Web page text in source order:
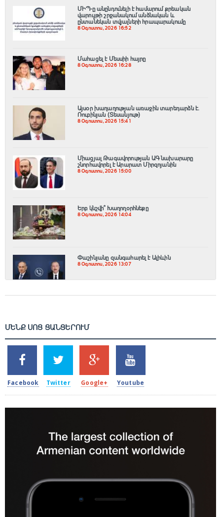
ՄԻՊ-ը անընդունելի է համարում քրեական
վարույթի շրջանակում անձնական և
ընտանեկան տվյալների հրապարակումը
8 Օգոստոս, 2026 16:52
Մահացել է Մեսսիի հայրը
8 Օգոստոս, 2026 16:28
Այսօր խաղաղության առաջին տարեդարձն է.
Ռուբինյան (Տեսանյութ)
8 Օգոստոս, 2026 15:41
Միացյալ Թագավորության ԱԳ նախարարը
շնորհավորել է Արարատ Միրզոյանին
8 Օգոստոս, 2026 15:00
Երբ կնշվի՞ Խաղողօրհնեքը
8 Օգոստոս, 2026 14:04
Փաշինյանը զանգահարել է Ալիևին
8 Օգոստոս, 2026 13:07
ՄԵՆՔ ՍՈՑ ՑԱՆՑԵՐՈՒՄ
2k
SHARES
Facebook
1.5k
TWEETS
Twitter
203
SHARES
Google+
620
SHARES
Youtube